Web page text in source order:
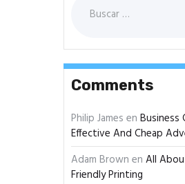
Comments
Philip James enBusiness
Effective And Cheap
Adam Brown enAll
Friendly Printing